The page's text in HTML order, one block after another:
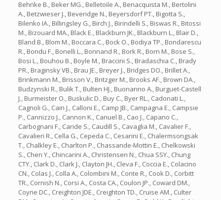
Behnke B., Beker MG., Belletoile A., Benacquista M., Bertolini
A., Betzwieser J., Beveridge N., Beyersdorf PT., Bigotta S.,
Bilenko IA., Billingsley G., Birch J., Birindelli S., Biswas R., Bitossi
M., Bizouard MA., Black E., Blackburn JK., Blackburn L., Blair D.,
Bland B., Blom M., Boccara C., Bock O., Bodiya TP., Bondarescu
R., Bondu F., Bonelli L., Bonnand R., Bork R., Born M., Bose S.,
Bosi L., Bouhou B., Boyle M., Braccini S., Bradaschia C., Brady
PR., Braginsky VB., Brau JE., Breyer J., Bridges DO., Brillet A.,
Brinkmann M., Brisson V., Britzger M., Brooks AF., Brown DA.,
Budzynski R., Bulik T., Bulten HJ., Buonanno A., Burguet-Castell
J., Burmeister O., Buskulic D., Buy C., Byer RL., Cadonati L.,
Cagnoli G., Cain J., Calloni E., Camp JB., Campagna E., Campsie
P., Cannizzo J., Cannon K., Canuel B., Cao J., Capano C.,
Carbognani F., Caride S., Caudill S., Cavaglia M., Cavalier F.,
Cavalieri R., Cella G., Cepeda C., Cesarini E., Chalermsongsak
T., Chalkley E., Charlton P., Chassande-Mottin E., Chelkowski
S., Chen Y., Chincarini A., Christensen N., Chua SSY., Chung
CTY., Clark D., Clark J., Clayton JH., Cleva F., Coccia E., Colacino
CN., Colas J., Colla A., Colombini M., Conte R., Cook D., Corbitt
TR., Cornish N., Corsi A., Costa CA., Coulon JP., Coward DM.,
Coyne DC., Creighton JDE., Creighton TD., Cruise AM., Culter